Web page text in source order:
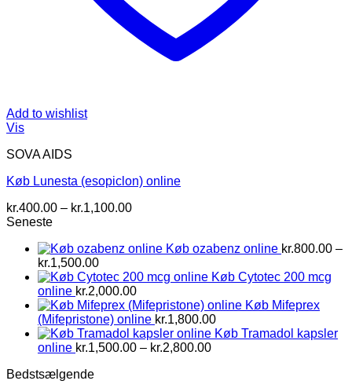
Add to wishlist
Vis
SOVA AIDS
Køb Lunesta (esopiclon) online
kr.400.00 – kr.1,100.00Prisinterval:
kr.1,100.00
Seneste
Køb ozabenz online kr.800.00 –
kr.1,500.00Prisinterval:
kr.800.00
til
kr.1,500.00
Køb Cytotec 200 mcg
online kr.2,000.00
Køb Mifeprex
(Mifepristone) online kr.1,800.00
Køb Tramadol kapsler
online kr.1,500.00 – kr.2,800.00Prisinterval:
Bedstsælgende